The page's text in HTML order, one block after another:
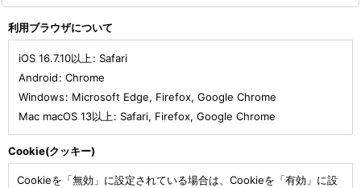
利用ブラウザについて
iOS 16.7.10以上: Safari
Android: Chrome
Windows: Microsoft Edge, Firefox, Google Chrome
Mac macOS 13以上: Safari, Firefox, Google Chrome
Cookie(クッキー)
Cookieを「無効」に設定されている場合は、Cookieを「有効」に設